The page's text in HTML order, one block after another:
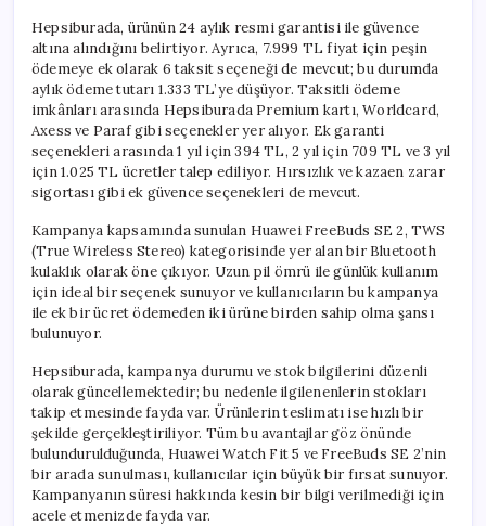
Hepsiburada, ürünün 24 aylık resmi garantisi ile güvence
altına alındığını belirtiyor. Ayrıca, 7.999 TL fiyat için peşin
ödemeye ek olarak 6 taksit seçeneği de mevcut; bu durumda
aylık ödeme tutarı 1.333 TL’ye düşüyor. Taksitli ödeme
imkânları arasında Hepsiburada Premium kartı, Worldcard,
Axess ve Paraf gibi seçenekler yer alıyor. Ek garanti
seçenekleri arasında 1 yıl için 394 TL, 2 yıl için 709 TL ve 3 yıl
için 1.025 TL ücretler talep ediliyor. Hırsızlık ve kazaen zarar
sigortası gibi ek güvence seçenekleri de mevcut.
Kampanya kapsamında sunulan Huawei FreeBuds SE 2, TWS
(True Wireless Stereo) kategorisinde yer alan bir Bluetooth
kulaklık olarak öne çıkıyor. Uzun pil ömrü ile günlük kullanım
için ideal bir seçenek sunuyor ve kullanıcıların bu kampanya
ile ek bir ücret ödemeden iki ürüne birden sahip olma şansı
bulunuyor.
Hepsiburada, kampanya durumu ve stok bilgilerini düzenli
olarak güncellemektedir; bu nedenle ilgilenenlerin stokları
takip etmesinde fayda var. Ürünlerin teslimatı ise hızlı bir
şekilde gerçekleştiriliyor. Tüm bu avantajlar göz önünde
bulundurulduğunda, Huawei Watch Fit 5 ve FreeBuds SE 2’nin
bir arada sunulması, kullanıcılar için büyük bir fırsat sunuyor.
Kampanyanın süresi hakkında kesin bir bilgi verilmediği için
acele etmenizde fayda var.